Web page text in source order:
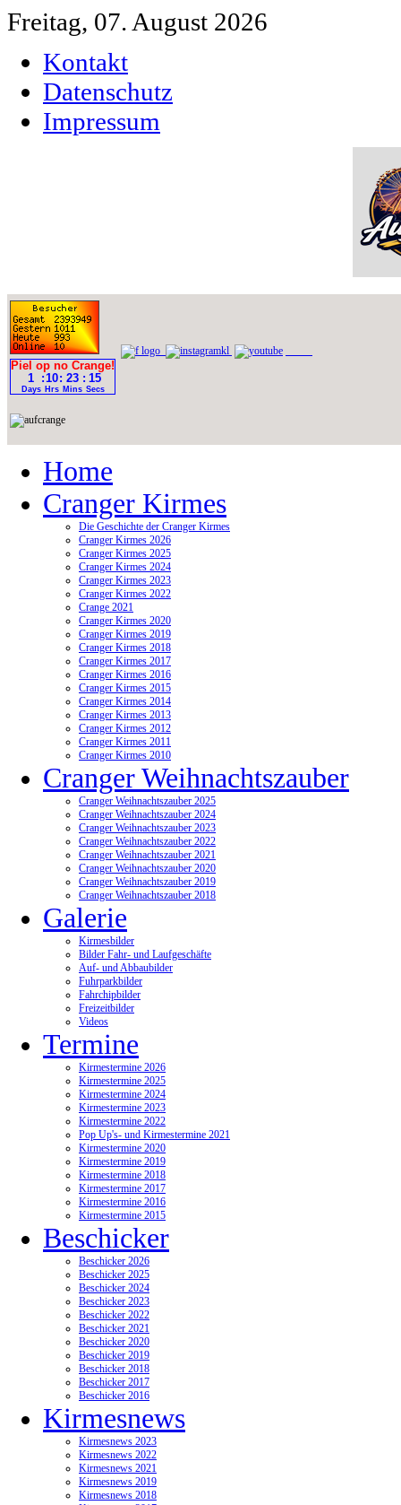
Freitag, 07. August 2026
Kontakt
Datenschutz
Impressum
Home
Cranger Kirmes
Die Geschichte der Cranger Kirmes
Cranger Kirmes 2026
Cranger Kirmes 2025
Cranger Kirmes 2024
Cranger Kirmes 2023
Cranger Kirmes 2022
Crange 2021
Cranger Kirmes 2020
Cranger Kirmes 2019
Cranger Kirmes 2018
Cranger Kirmes 2017
Cranger Kirmes 2016
Cranger Kirmes 2015
Cranger Kirmes 2014
Cranger Kirmes 2013
Cranger Kirmes 2012
Cranger Kirmes 2011
Cranger Kirmes 2010
Cranger Weihnachtszauber
Cranger Weihnachtszauber 2025
Cranger Weihnachtszauber 2024
Cranger Weihnachtszauber 2023
Cranger Weihnachtszauber 2022
Cranger Weihnachtszauber 2021
Cranger Weihnachtszauber 2020
Cranger Weihnachtszauber 2019
Cranger Weihnachtszauber 2018
Galerie
Kirmesbilder
Bilder Fahr- und Laufgeschäfte
Auf- und Abbaubilder
Fuhrparkbilder
Fahrchipbilder
Freizeitbilder
Videos
Termine
Kirmestermine 2026
Kirmestermine 2025
Kirmestermine 2024
Kirmestermine 2023
Kirmestermine 2022
Pop Up's- und Kirmestermine 2021
Kirmestermine 2020
Kirmestermine 2019
Kirmestermine 2018
Kirmestermine 2017
Kirmestermine 2016
Kirmestermine 2015
Beschicker
Beschicker 2026
Beschicker 2025
Beschicker 2024
Beschicker 2023
Beschicker 2022
Beschicker 2021
Beschicker 2020
Beschicker 2019
Beschicker 2018
Beschicker 2017
Beschicker 2016
Kirmesnews
Kirmesnews 2023
Kirmesnews 2022
Kirmesnews 2021
Kirmesnews 2019
Kirmesnews 2018